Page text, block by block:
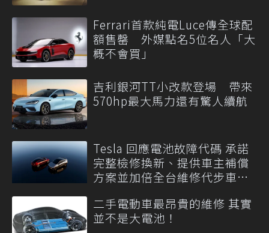
Ferrari首款純電Luce傳全球配
額售罄 外媒點名5位名人「大
概不會買」
吉利銀河TT小改款登場 帶來
570hp最大馬力還有驚人續航
Tesla 回應電池故障代碼 承諾
完整檢修換新、提供車主補償
方案並加倍全台維修代步車數
二手電動車最昂貴的維修 其實
並不是大電池！